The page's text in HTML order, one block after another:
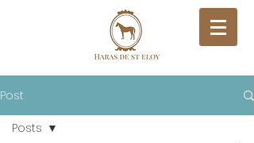
Post
Posts